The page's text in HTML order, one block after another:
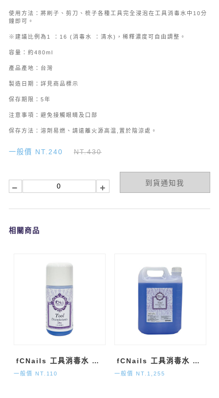
使用方法：將刷子、剪刀、梳子各種工具完全浸泡在工具消毒水中10分
鐘即可。
※建議比例為1 ：16 (消毒水 ：清水)，稀釋濃度可自由調整。
容量：約480ml
產品產地：台灣
製造日期：詳見商品標示
保存期限：5年
注意事項：避免接觸眼睛及口部
保存方法：溶劑易燃、請遠離火源高温,置於陰涼處。
一般價 NT.240 NT.430
到貨通知我
相關商品
fCNails 工具消毒水 (120ml)
一般價 NT.110
fCNails 工具消毒水 (1加侖)
一般價 NT.1,255